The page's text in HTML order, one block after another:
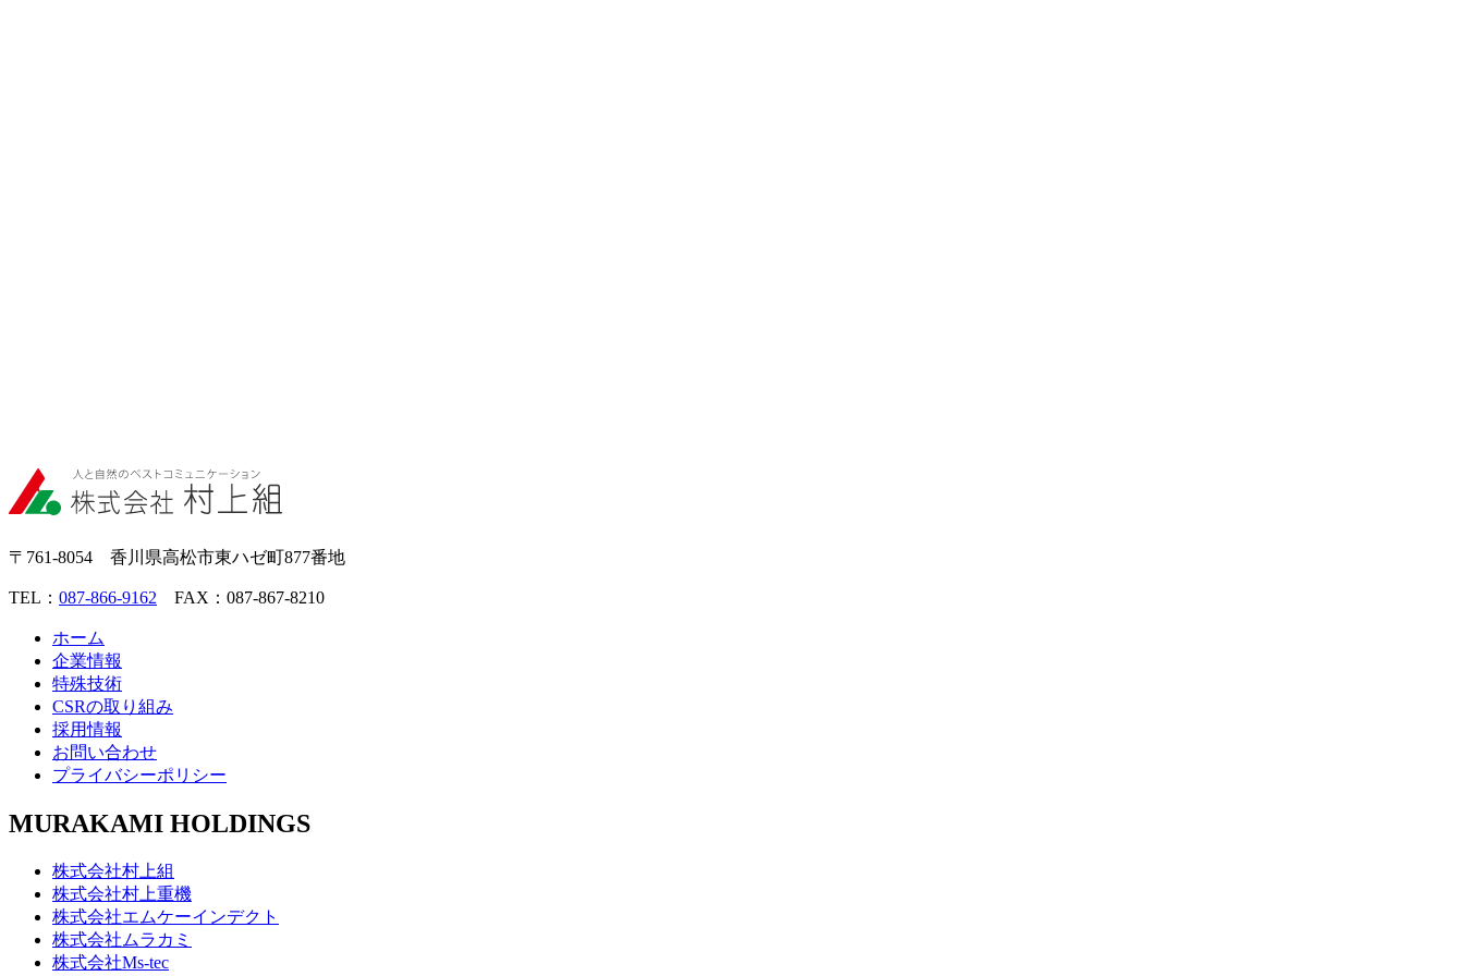
〒761-8054 香川県高松市東ハゼ町877番地
TEL： 087-866-9162 FAX：087-867-8210
ホーム
企業情報
特殊技術
CSRの取り組み
採用情報
お問い合わせ
プライバシーポリシー
MURAKAMI HOLDINGS
株式会社村上組
株式会社村上重機
株式会社エムケーインデクト
株式会社ムラカミ
株式会社Ms-tec